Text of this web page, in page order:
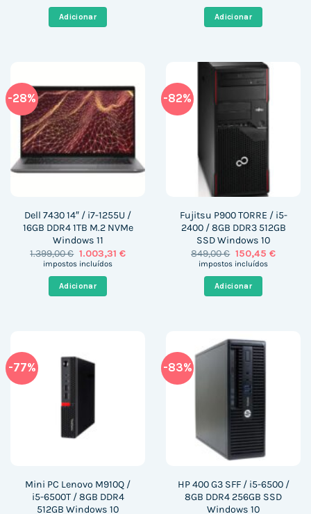
521,00 €.
Adicionar
364,00 €.
Adicionar
-28%
Dell 7430 14″ / i7-1255U /
16GB DDR4 1TB M.2 NVMe
Windows 11
1.399,00€ O
preço
era:
1.399,00 €.
1.003,31 €O
impostos incluídos
Adicionar
-82%
Fujitsu P900 TORRE / i5-
2400 / 8GB DDR3 512GB
SSD Windows 10
849,00€ O
preço
era:
849,00 €.
150,45 €O
impostos incluídos
Adicionar
-77%
Mini PC Lenovo M910Q /
i5-6500T / 8GB DDR4
512GB Windows 10
-83%
HP 400 G3 SFF / i5-6500 /
8GB DDR4 256GB SSD
Windows 10